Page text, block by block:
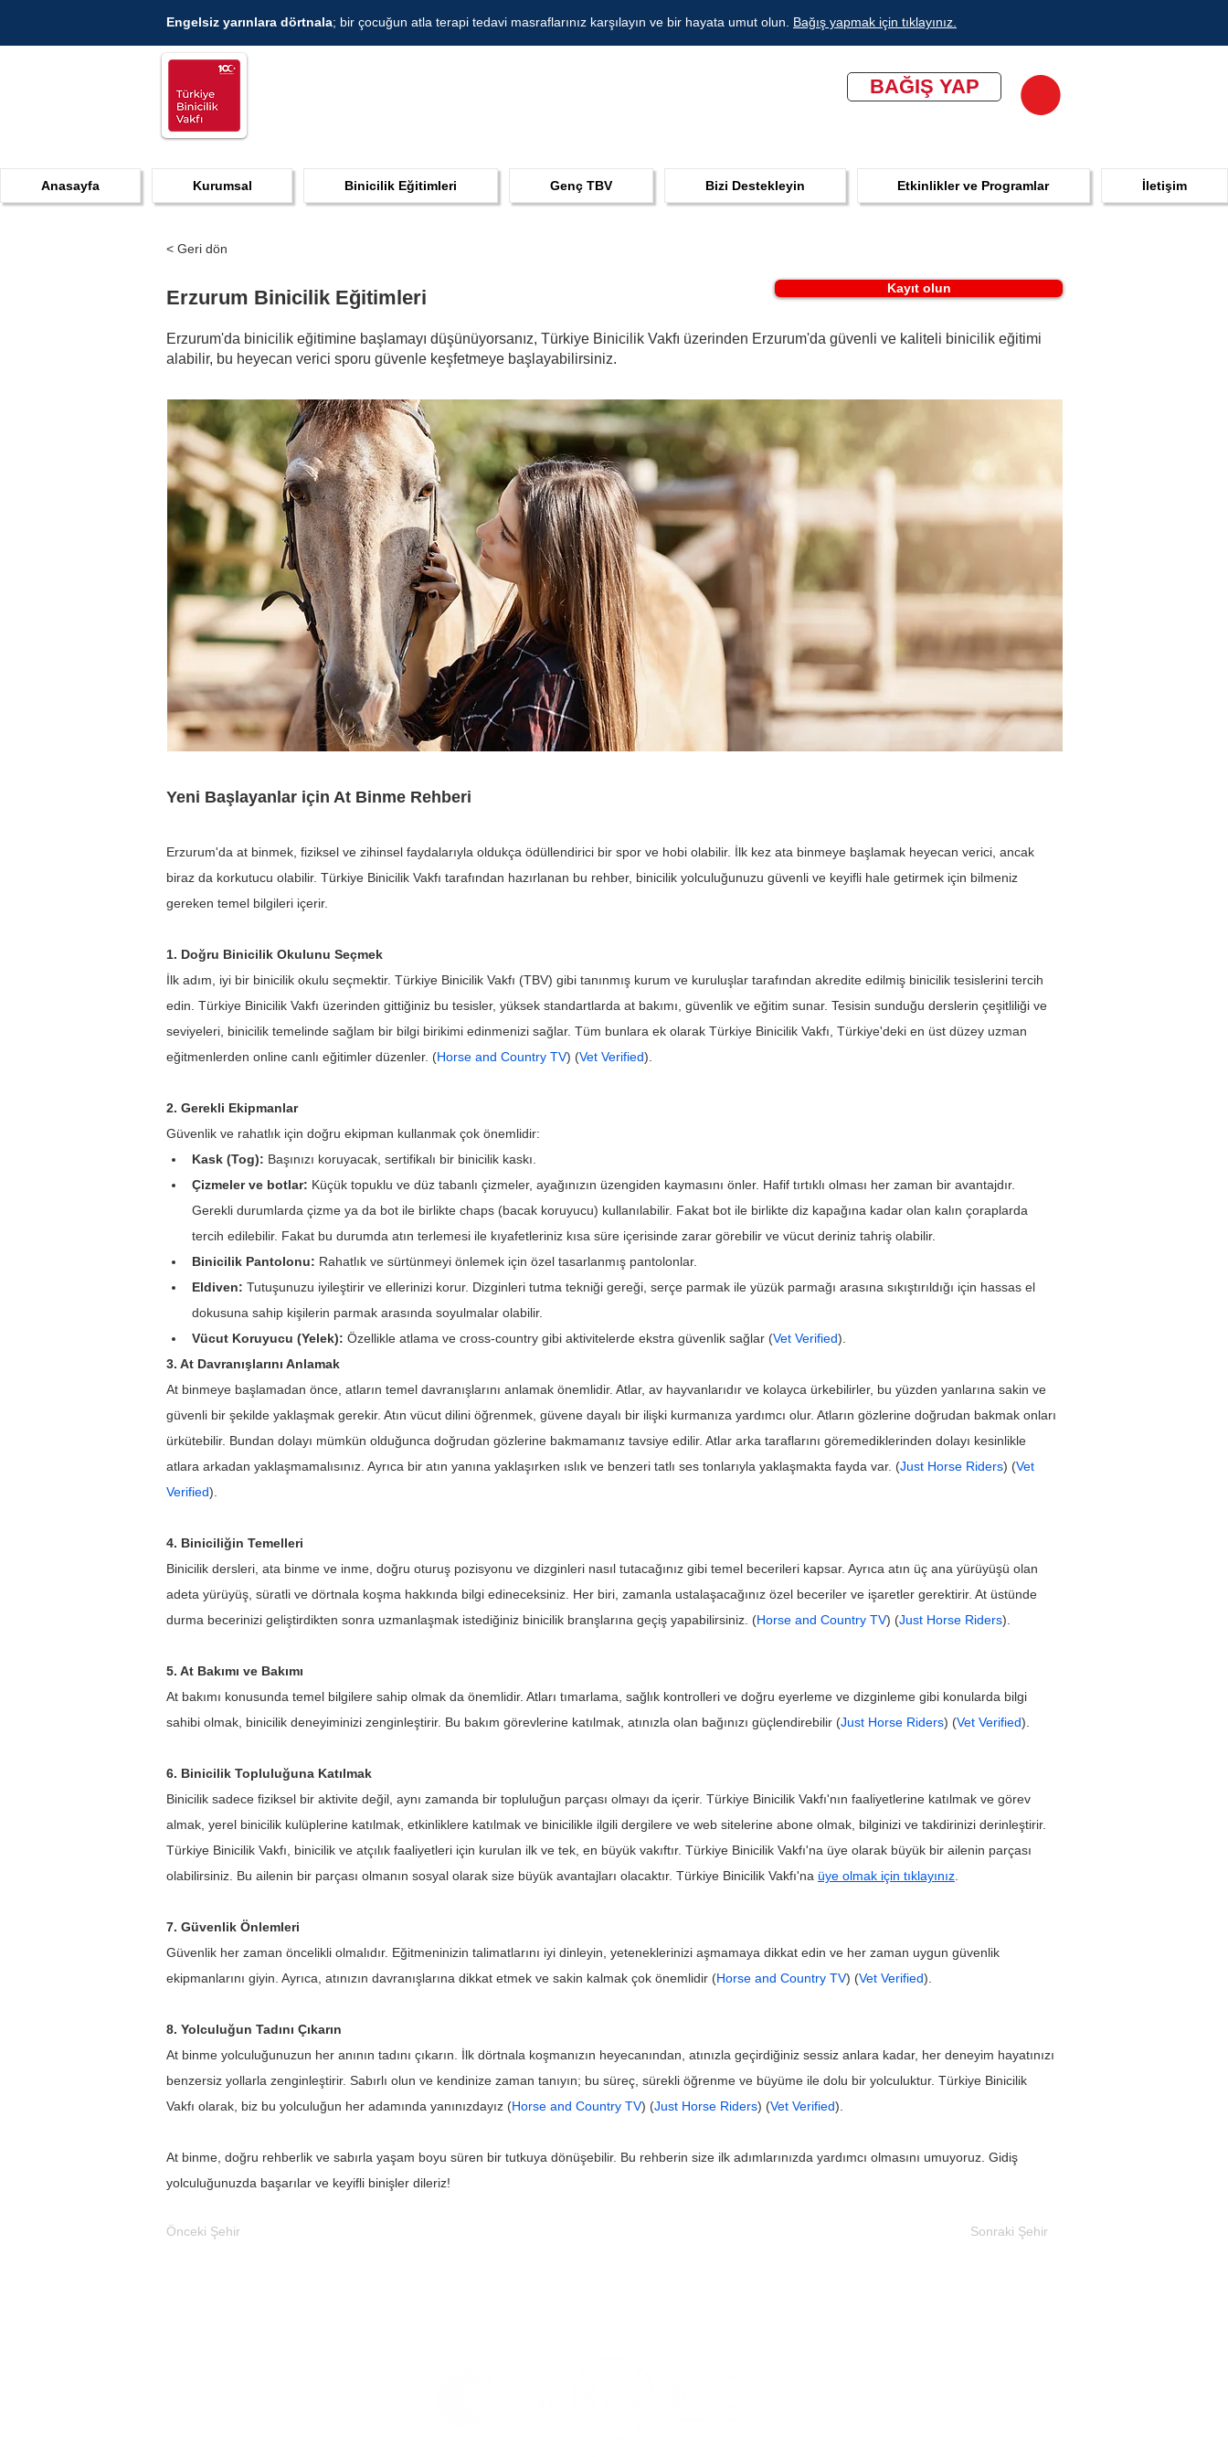
Engelsiz yarınlara dörtnala; bir çocuğun atla terapi tedavi masraflarınız karşılayın ve bir hayata umut olun. Bağış yapmak için tıklayınız.
BAĞIŞ YAP
Anasayfa Kurumsal Binicilik Eğitimleri Genç TBV Bizi Destekleyin Etkinlikler ve Programlar İletişim
< Geri dön
Erzurum Binicilik Eğitimleri Kayıt olun
Erzurum'da binicilik eğitimine başlamayı düşünüyorsanız, Türkiye Binicilik Vakfı üzerinden Erzurum'da güvenli ve kaliteli binicilik eğitimi
alabilir, bu heyecan verici sporu güvenle keşfetmeye başlayabilirsiniz.
Yeni Başlayanlar için At Binme Rehberi
Erzurum'da at binmek, fiziksel ve zihinsel faydalarıyla oldukça ödüllendirici bir spor ve hobi olabilir. İlk kez ata binmeye başlamak heyecan verici, ancak
biraz da korkutucu olabilir. Türkiye Binicilik Vakfı tarafından hazırlanan bu rehber, binicilik yolculuğunuzu güvenli ve keyifli hale getirmek için bilmeniz
gereken temel bilgileri içerir.
1. Doğru Binicilik Okulunu Seçmek
İlk adım, iyi bir binicilik okulu seçmektir. Türkiye Binicilik Vakfı (TBV) gibi tanınmış kurum ve kuruluşlar tarafından akredite edilmiş binicilik tesislerini tercih
edin. Türkiye Binicilik Vakfı üzerinden gittiğiniz bu tesisler, yüksek standartlarda at bakımı, güvenlik ve eğitim sunar. Tesisin sunduğu derslerin çeşitliliği ve
seviyeleri, binicilik temelinde sağlam bir bilgi birikimi edinmenizi sağlar. Tüm bunlara ek olarak Türkiye Binicilik Vakfı, Türkiye'deki en üst düzey uzman
eğitmenlerden online canlı eğitimler düzenler. (Horse and Country TV) (Vet Verified).
2. Gerekli Ekipmanlar
Güvenlik ve rahatlık için doğru ekipman kullanmak çok önemlidir:
Kask (Tog): Başınızı koruyacak, sertifikalı bir binicilik kaskı.
Çizmeler ve botlar: Küçük topuklu ve düz tabanlı çizmeler, ayağınızın üzengiden kaymasını önler. Hafif tırtıklı olması her zaman bir avantajdır.
Gerekli durumlarda çizme ya da bot ile birlikte chaps (bacak koruyucu) kullanılabilir. Fakat bot ile birlikte diz kapağına kadar olan kalın çoraplarda
tercih edilebilir. Fakat bu durumda atın terlemesi ile kıyafetleriniz kısa süre içerisinde zarar görebilir ve vücut deriniz tahriş olabilir.
Binicilik Pantolonu: Rahatlık ve sürtünmeyi önlemek için özel tasarlanmış pantolonlar.
Eldiven: Tutuşunuzu iyileştirir ve ellerinizi korur. Dizginleri tutma tekniği gereği, serçe parmak ile yüzük parmağı arasına sıkıştırıldığı için hassas el
dokusuna sahip kişilerin parmak arasında soyulmalar olabilir.
Vücut Koruyucu (Yelek): Özellikle atlama ve cross-country gibi aktivitelerde ekstra güvenlik sağlar (Vet Verified).
3. At Davranışlarını Anlamak
At binmeye başlamadan önce, atların temel davranışlarını anlamak önemlidir. Atlar, av hayvanlarıdır ve kolayca ürkebilirler, bu yüzden yanlarına sakin ve
güvenli bir şekilde yaklaşmak gerekir. Atın vücut dilini öğrenmek, güvene dayalı bir ilişki kurmanıza yardımcı olur. Atların gözlerine doğrudan bakmak onları
ürkütebilir. Bundan dolayı mümkün olduğunca doğrudan gözlerine bakmamanız tavsiye edilir. Atlar arka taraflarını göremediklerinden dolayı kesinlikle
atlara arkadan yaklaşmamalısınız. Ayrıca bir atın yanına yaklaşırken ıslık ve benzeri tatlı ses tonlarıyla yaklaşmakta fayda var. (Just Horse Riders) (Vet
Verified).
4. Biniciliğin Temelleri
Binicilik dersleri, ata binme ve inme, doğru oturuş pozisyonu ve dizginleri nasıl tutacağınız gibi temel becerileri kapsar. Ayrıca atın üç ana yürüyüşü olan
adeta yürüyüş, süratli ve dörtnala koşma hakkında bilgi edineceksiniz. Her biri, zamanla ustalaşacağınız özel beceriler ve işaretler gerektirir. At üstünde
durma becerinizi geliştirdikten sonra uzmanlaşmak istediğiniz binicilik branşlarına geçiş yapabilirsiniz. (Horse and Country TV) (Just Horse Riders).
5. At Bakımı ve Bakımı
At bakımı konusunda temel bilgilere sahip olmak da önemlidir. Atları tımarlama, sağlık kontrolleri ve doğru eyerleme ve dizginleme gibi konularda bilgi
sahibi olmak, binicilik deneyiminizi zenginleştirir. Bu bakım görevlerine katılmak, atınızla olan bağınızı güçlendirebilir (Just Horse Riders) (Vet Verified).
6. Binicilik Topluluğuna Katılmak
Binicilik sadece fiziksel bir aktivite değil, aynı zamanda bir topluluğun parçası olmayı da içerir. Türkiye Binicilik Vakfı'nın faaliyetlerine katılmak ve görev
almak, yerel binicilik kulüplerine katılmak, etkinliklere katılmak ve binicilikle ilgili dergilere ve web sitelerine abone olmak, bilginizi ve takdirinizi derinleştirir.
Türkiye Binicilik Vakfı, binicilik ve atçılık faaliyetleri için kurulan ilk ve tek, en büyük vakıftır. Türkiye Binicilik Vakfı'na üye olarak büyük bir ailenin parçası
olabilirsiniz. Bu ailenin bir parçası olmanın sosyal olarak size büyük avantajları olacaktır. Türkiye Binicilik Vakfı'na üye olmak için tıklayınız
7. Güvenlik Önlemleri
Güvenlik her zaman öncelikli olmalıdır. Eğitmeninizin talimatlarını iyi dinleyin, yeteneklerinizi aşmamaya dikkat edin ve her zaman uygun güvenlik
ekipmanlarını giyin. Ayrıca, atınızın davranışlarına dikkat etmek ve sakin kalmak çok önemlidir (Horse and Country TV) (Vet Verified).
8. Yolculuğun Tadını Çıkarın
At binme yolculuğunuzun her anının tadını çıkarın. İlk dörtnala koşmanızın heyecanından, atınızla geçirdiğiniz sessiz anlara kadar, her deneyim hayatınızı
benzersiz yollarla zenginleştirir. Sabırlı olun ve kendinize zaman tanıyın; bu süreç, sürekli öğrenme ve büyüme ile dolu bir yolculuktur. Türkiye Binicilik
Vakfı olarak, biz bu yolculuğun her adamında yanınızdayız (Horse and Country TV) (Just Horse Riders) (Vet Verified).
At binme, doğru rehberlik ve sabırla yaşam boyu süren bir tutkuya dönüşebilir. Bu rehberin size ilk adımlarınızda yardımcı olmasını umuyoruz. Gidiş
yolculuğunuzda başarılar ve keyifli binişler dileriz!
Önceki Şehir Sonraki Şehir